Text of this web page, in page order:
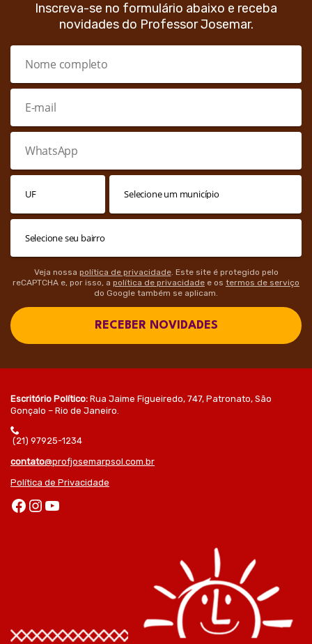
Inscreva-se no formulário abaixo e receba
novidades do Professor Josemar.
Veja nossa política de privacidade. Este site é protegido pelo
reCAPTCHA e, por isso, a política de privacidade e os termos de serviço
do Google também se aplicam.
RECEBER NOVIDADES
Escritório Político: Rua Jaime Figueiredo, 747, Patronato, São
Gonçalo – Rio de Janeiro.
(21) 97925-1234
contato@profjosemarpsol.com.br
Política de Privacidade
Facebook Instagram Youtube